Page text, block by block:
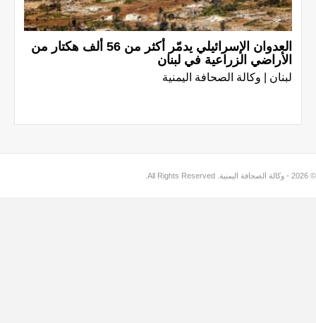
العدوان الإسرائيلي يدمّر أكثر من 56 ألف هكتار من
الأراضي الزراعية في لبنان
لبنان | وكالة الصحافة اليمنية
© 2026 - وكالة الصحافة اليمنية. All Rights Reserved.